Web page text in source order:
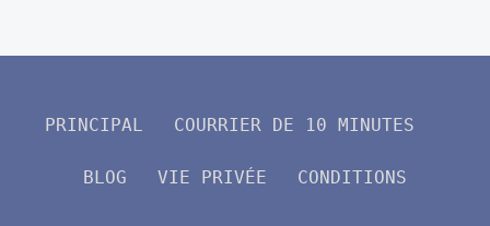
PRINCIPAL COURRIER DE 10 MINUTES
BLOG VIE PRIVÉE CONDITIONS